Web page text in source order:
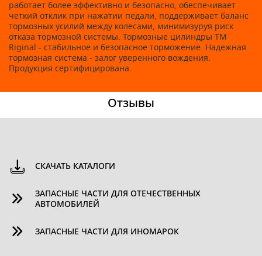
работает более эффективно и безопасно, обеспечивает
четкий отклик при нажатии педали, поддерживает баланс
тормозных усилий между колесами, минимизуруя риск
отказа тормозной системы. Тормозные цилиндры ТМ
Riginal - стабильное и безопасное торможение. Надежная
тормозная система - залог уверенного вождения.
Продукция сертифицирована.
Отзывы
СКАЧАТЬ КАТАЛОГИ
ЗАПАСНЫЕ ЧАСТИ ДЛЯ ОТЕЧЕСТВЕННЫХ
АВТОМОБИЛЕЙ
ЗАПАСНЫЕ ЧАСТИ ДЛЯ ИНОМАРОК